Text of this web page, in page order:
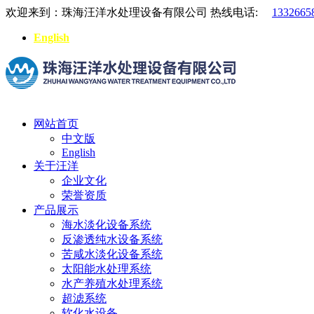
欢迎来到：珠海汪洋水处理设备有限公司 热线电话:
English
网站首页
中文版
English
关于汪洋
企业文化
荣誉资质
产品展示
海水淡化设备系统
反渗透纯水设备系统
苦咸水淡化设备系统
太阳能水处理系统
水产养殖水处理系统
超滤系统